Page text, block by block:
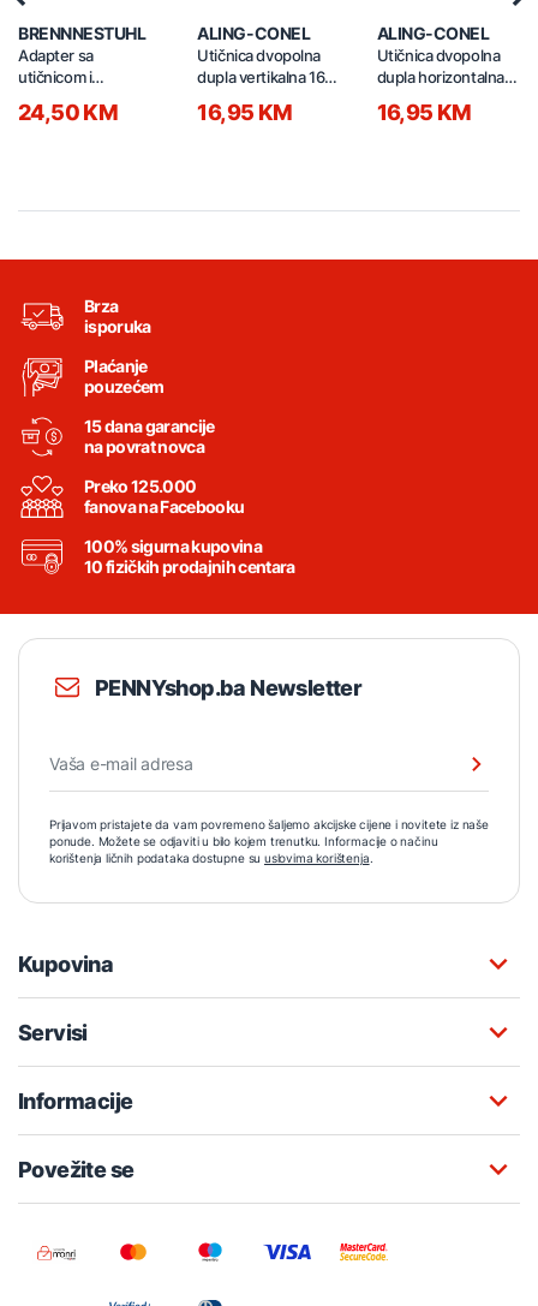
BRENNNESTUHL
Adapter sa
utičnicom i
1.5m 1508220
24,50 KM
ALING-CONEL
Utičnica dvopolna
dupla vertikalna 16A
16,95 KM
ALING-CONEL
Utičnica dvopolna
dupla horizontalna
16,95 KM
Brza
isporuka
Plaćanje
pouzećem
15 dana garancije
na povrat novca
Preko 125.000
fanova na Facebooku
100% sigurna kupovina
10 fizičkih prodajnih centara
PENNYshop.ba Newsletter
Prijavom pristajete da vam povremeno šaljemo akcijske cijene i novitete iz naše
ponude. Možete se odjaviti u bilo kojem trenutku. Informacije o načinu
korištenja ličnih podataka dostupne su uslovima korištenja.
Kupovina
Servisi
Informacije
Povežite se